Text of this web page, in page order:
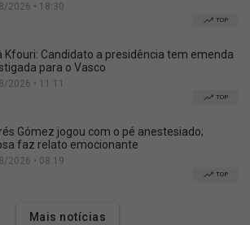
2026 • 18:30
TOP
Kfouri: Candidato a presidência tem emenda
para o Vasco
2026 • 11:11
TOP
Gómez jogou com o pé anestesiado;
faz relato emocionante
2026 • 08:19
TOP
Mais notícias